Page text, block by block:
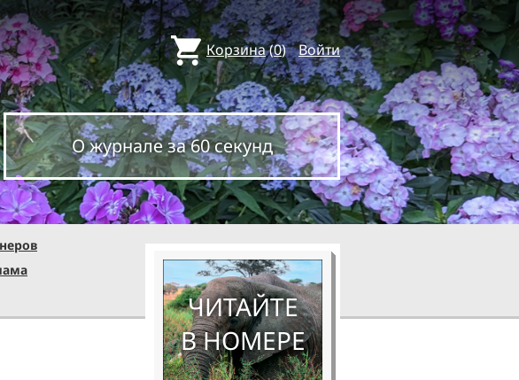
Корзина(0) Войти
О журнале за 60 секунд
ЧИТАЙТЕ
В НОМЕРЕ